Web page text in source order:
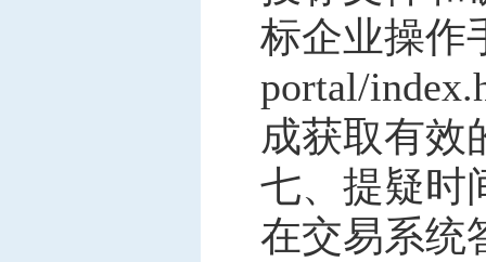
标企业操作
portal/
成获取有效
七、提疑时
在交易系统